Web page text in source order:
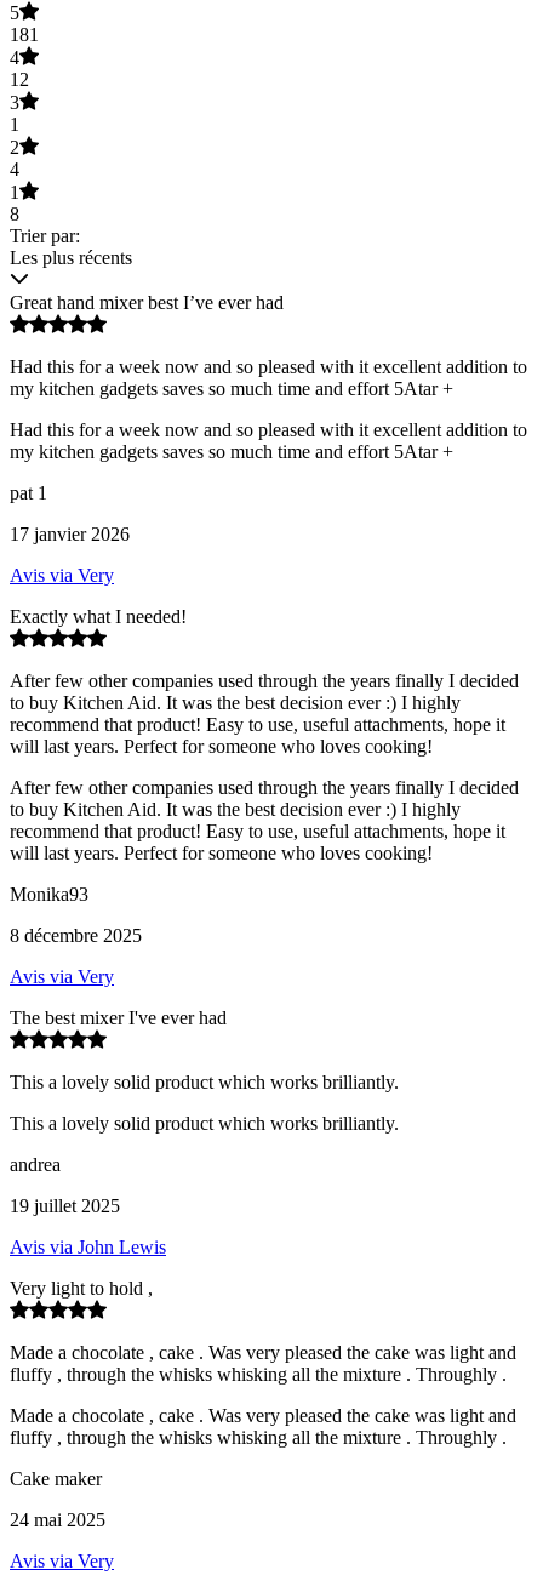
5
181
4
12
3
1
2
4
1
8
Trier par:
Les plus récents
Great hand mixer best I’ve ever had
Had this for a week now and so pleased with it excellent addition to
my kitchen gadgets saves so much time and effort 5Atar +
Had this for a week now and so pleased with it excellent addition to
my kitchen gadgets saves so much time and effort 5Atar +
pat 1
17 janvier 2026
Avis via Very
Exactly what I needed!
After few other companies used through the years finally I decided
to buy Kitchen Aid. It was the best decision ever :) I highly
recommend that product! Easy to use, useful attachments, hope it
will last years. Perfect for someone who loves cooking!
After few other companies used through the years finally I decided
to buy Kitchen Aid. It was the best decision ever :) I highly
recommend that product! Easy to use, useful attachments, hope it
will last years. Perfect for someone who loves cooking!
Monika93
8 décembre 2025
Avis via Very
The best mixer I've ever had
This a lovely solid product which works brilliantly.
This a lovely solid product which works brilliantly.
andrea
19 juillet 2025
Avis via John Lewis
Very light to hold ,
Made a chocolate , cake . Was very pleased the cake was light and
fluffy , through the whisks whisking all the mixture . Throughly .
Made a chocolate , cake . Was very pleased the cake was light and
fluffy , through the whisks whisking all the mixture . Throughly .
Cake maker
24 mai 2025
Avis via Very